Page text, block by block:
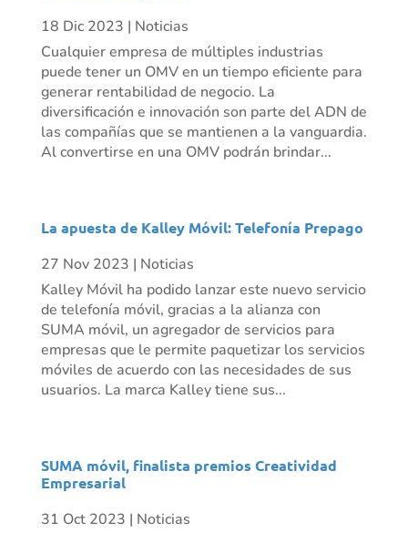
18 Dic 2023 | Noticias
Cualquier empresa de múltiples industrias
puede tener un OMV en un tiempo eficiente para
generar rentabilidad de negocio. La
diversificación e innovación son parte del ADN de
las compañías que se mantienen a la vanguardia.
Al convertirse en una OMV podrán brindar...
La apuesta de Kalley Móvil: Telefonía Prepago
27 Nov 2023 | Noticias
Kalley Móvil ha podido lanzar este nuevo servicio
de telefonía móvil, gracias a la alianza con
SUMA móvil, un agregador de servicios para
empresas que le permite paquetizar los servicios
móviles de acuerdo con las necesidades de sus
usuarios. La marca Kalley tiene sus...
SUMA móvil, finalista premios Creatividad
Empresarial
31 Oct 2023 | Noticias